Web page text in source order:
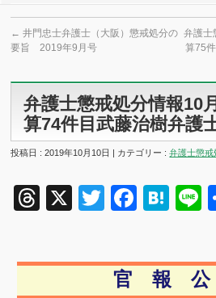
← 井門忠士弁護士（大阪）懲戒処分の
要旨 2019年9月号
弁護士
算75
弁護士懲戒処分情報10
算74件目武藤治樹弁護
投稿日 : 2019年10月10日 | カテゴリー :弁護士懲
Threads
X Twitter
官 報